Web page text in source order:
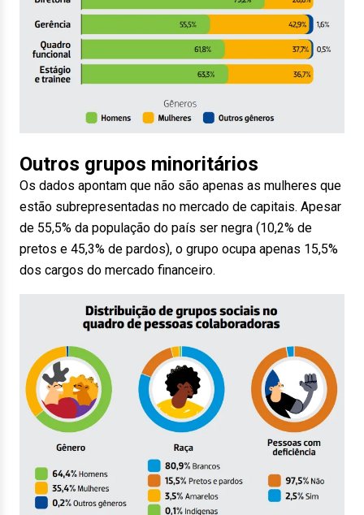
Outros grupos minoritários
Os dados apontam que não são apenas as mulheres que
estão subrepresentadas no mercado de capitais. Apesar
de 55,5% da população do país ser negra (10,2% de
pretos e 45,3% de pardos), o grupo ocupa apenas 15,5%
dos cargos do mercado financeiro.